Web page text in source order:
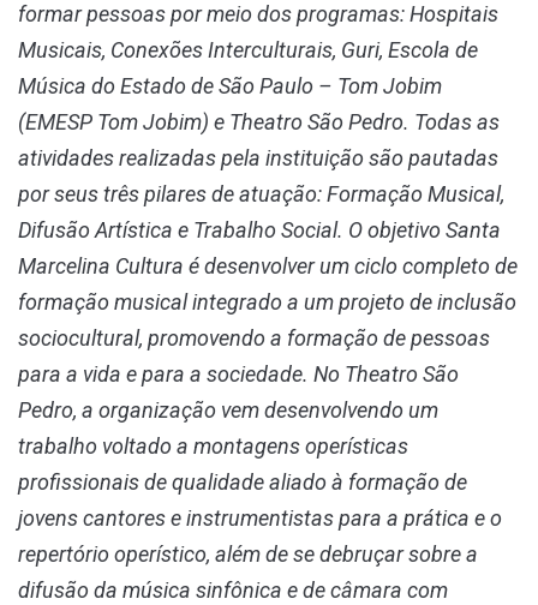
formar pessoas por meio dos programas: Hospitais
Musicais, Conexões Interculturais, Guri, Escola de
Música do Estado de São Paulo – Tom Jobim
(EMESP Tom Jobim) e Theatro São Pedro. Todas as
atividades realizadas pela instituição são pautadas
por seus três pilares de atuação: Formação Musical,
Difusão Artística e Trabalho Social. O objetivo Santa
Marcelina Cultura é desenvolver um ciclo completo de
formação musical integrado a um projeto de inclusão
sociocultural, promovendo a formação de pessoas
para a vida e para a sociedade. No Theatro São
Pedro, a organização vem desenvolvendo um
trabalho voltado a montagens operísticas
profissionais de qualidade aliado à formação de
jovens cantores e instrumentistas para a prática e o
repertório operístico, além de se debruçar sobre a
difusão da música sinfônica e de câmara com